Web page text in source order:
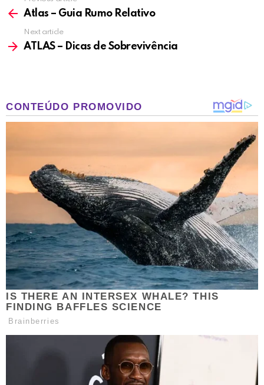
moreAtlas – Guia Rumo Relativo
Next article
ATLAS – Dicas de Sobrevivência